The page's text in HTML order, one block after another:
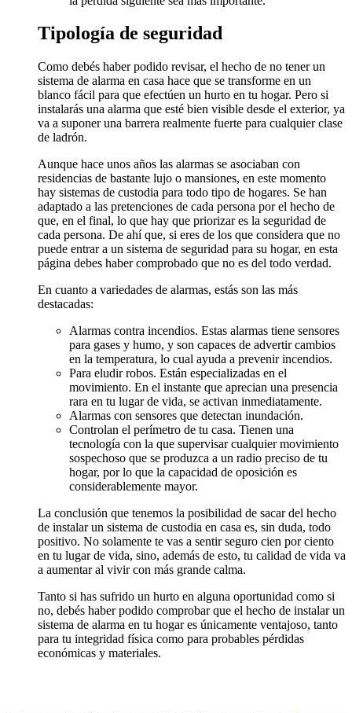
Tipología de seguridad
Como debés haber podido revisar, el hecho de no tener un
sistema de alarma en casa hace que se transforme en un
blanco fácil para que efectúen un hurto en tu hogar. Pero si
instalarás una alarma que esté bien visible desde el exterior, ya
va a suponer una barrera realmente fuerte para cualquier clase
de ladrón.
Aunque hace unos años las alarmas se asociaban con
residencias de bastante lujo o mansiones, en este momento
hay sistemas de custodia para todo tipo de hogares. Se han
adaptado a las pretenciones de cada persona por el hecho de
que, en el final, lo que hay que priorizar es la seguridad de
cada persona. De ahí que, si eres de los que considera que no
puede entrar a un sistema de seguridad para su hogar, en esta
página debes haber comprobado que no es del todo verdad.
En cuanto a variedades de alarmas, estás son las más
destacadas:
Alarmas contra incendios. Estas alarmas tiene sensores
para gases y humo, y son capaces de advertir cambios
en la temperatura, lo cual ayuda a prevenir incendios.
Para eludir robos. Están especializadas en el
movimiento. En el instante que aprecian una presencia
rara en tu lugar de vida, se activan inmediatamente.
Alarmas con sensores que detectan inundación.
Controlan el perímetro de tu casa. Tienen una
tecnología con la que supervisar cualquier movimiento
sospechoso que se produzca a un radio preciso de tu
hogar, por lo que la capacidad de oposición es
considerablemente mayor.
La conclusión que tenemos la posibilidad de sacar del hecho
de instalar un sistema de custodia en casa es, sin duda, todo
positivo. No solamente te vas a sentir seguro cien por ciento
en tu lugar de vida, sino, además de esto, tu calidad de vida va
a aumentar al vivir con más grande calma.
Tanto si has sufrido un hurto en alguna oportunidad como si
no, debés haber podido comprobar que el hecho de instalar un
sistema de alarma en tu hogar es únicamente ventajoso, tanto
para tu integridad física como para probables pérdidas
económicas y materiales.